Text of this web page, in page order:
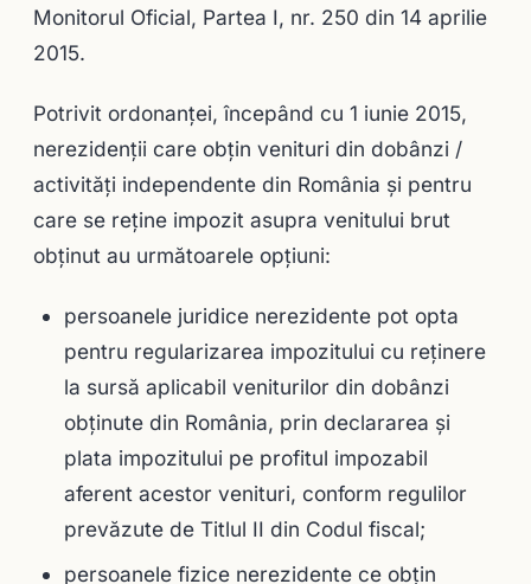
Monitorul Oficial, Partea I, nr. 250 din 14 aprilie
2015.
Potrivit ordonanţei, începând cu 1 iunie 2015,
nerezidenţii care obţin venituri din dobânzi /
activităţi independente din România şi pentru
care se reţine impozit asupra venitului brut
obţinut au următoarele opţiuni:
persoanele juridice nerezidente pot opta
pentru regularizarea impozitului cu reţinere
la sursă aplicabil veniturilor din dobânzi
obţinute din România, prin declararea şi
plata impozitului pe profitul impozabil
aferent acestor venituri, conform regulilor
prevăzute de Titlul II din Codul fiscal;
persoanele fizice nerezidente ce obţin